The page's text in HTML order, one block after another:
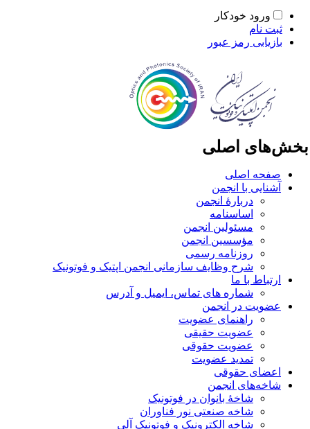
ورود خودکار
ثبت نام
بازیابی رمز عبور
اصلی
صفحه اصلی
آشنایی با انجمن
دربارۀ انجمن
اساسنامه
مسئولین انجمن
مؤسسین انجمن
روزنامه رسمی
شرح وظایف سازمانی انجمن اپتیک و فوتونیک
ارتباط با ما
شماره های تماس، ایمیل و آدرس
عضویت در انجمن
راهنمای عضویت
عضویت حقیقی
عضویت حقوقی
تمدید عضویت
اعضای حقوقی
شاخه‌های انجمن
شاخۀ بانوان در فوتونیک
شاخه صنعتی نور فناوران
شاخه‌ الکترونیک و فوتونیک آلی